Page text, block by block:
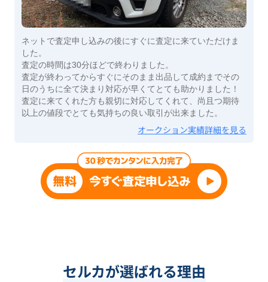
ネットで査定申し込みの後にすぐに査定に来ていただけま
した。
査定の時間は30分ほどで終わりました。
査定が終わってからすぐにそのまま出品して成約までその
日のうちに全て決まり対応が早くてとても助かりました！
査定に来てくれた方も親切に対応してくれて、尚且つ期待
以上の値段でとても気持ちの良い取引が出来ました。
オークション実績詳細を見る
セルカが選ばれる理由